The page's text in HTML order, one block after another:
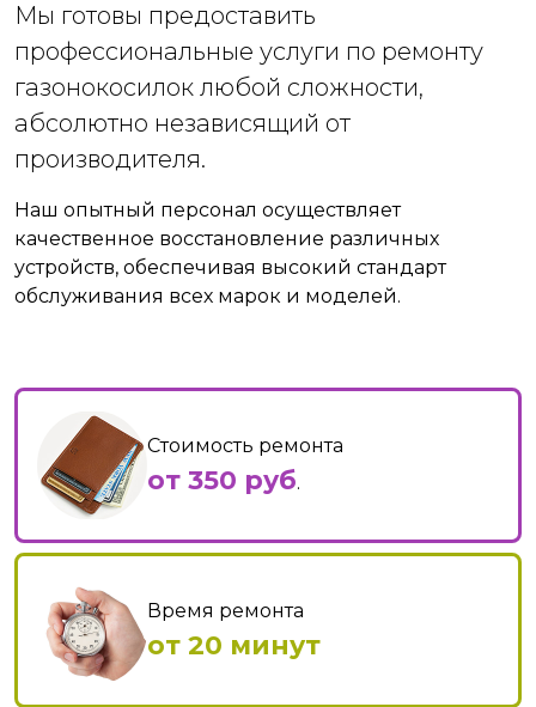
Мы готовы предоставить
профессиональные услуги по ремонту
газонокосилок любой сложности,
абсолютно независящий от
производителя.
Наш опытный персонал осуществляет
качественное восстановление различных
устройств, обеспечивая высокий стандарт
обслуживания всех марок и моделей.
Стоимость ремонта
от 350 руб.
Время ремонта
от 20 минут